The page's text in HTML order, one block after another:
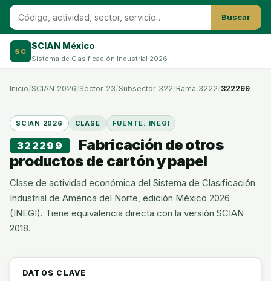
Buscar
SC
SCIAN México
Sistema de Clasificación Industrial 2026
Inicio SCIAN 2026 Sector 23 Subsector 322 Rama 3222 322299
SCIAN 2026 CLASE FUENTE: INEGI
322299
Fabricación de otros
productos de cartón y papel
Clase de actividad económica del Sistema de Clasificación
Industrial de América del Norte, edición México 2026
(INEGI). Tiene equivalencia directa con la versión SCIAN
2018.
DATOS CLAVE